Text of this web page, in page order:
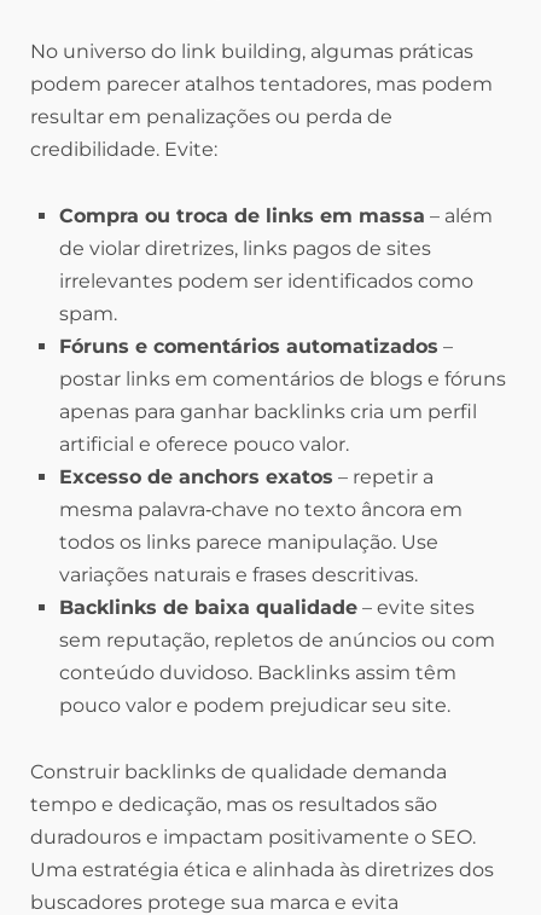
No universo do link building, algumas práticas
podem parecer atalhos tentadores, mas podem
resultar em penalizações ou perda de
credibilidade. Evite:
Compra ou troca de links em massa – além
de violar diretrizes, links pagos de sites
irrelevantes podem ser identificados como
spam.
Fóruns e comentários automatizados –
postar links em comentários de blogs e fóruns
apenas para ganhar backlinks cria um perfil
artificial e oferece pouco valor.
Excesso de anchors exatos – repetir a
mesma palavra‑chave no texto âncora em
todos os links parece manipulação. Use
variações naturais e frases descritivas.
Backlinks de baixa qualidade – evite sites
sem reputação, repletos de anúncios ou com
conteúdo duvidoso. Backlinks assim têm
pouco valor e podem prejudicar seu site.
Construir backlinks de qualidade demanda
tempo e dedicação, mas os resultados são
duradouros e impactam positivamente o SEO.
Uma estratégia ética e alinhada às diretrizes dos
buscadores protege sua marca e evita